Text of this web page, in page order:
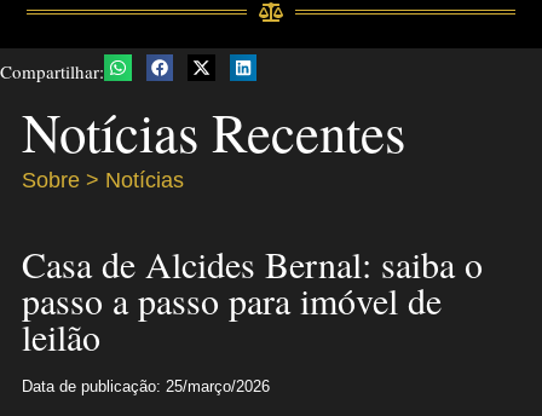
Compartilhar:
Notícias Recentes
Sobre > Notícias
Casa de Alcides Bernal: saiba o
passo a passo para imóvel de
leilão
Data de publicação: 25/março/2026